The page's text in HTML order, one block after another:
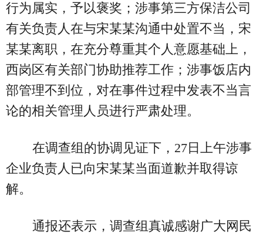
行为属实，予以褒奖；涉事第三方保洁公司
有关负责人在与宋某某沟通中处置不当，宋
某某离职，在充分尊重其个人意愿基础上，
西岗区有关部门协助推荐工作；涉事饭店内
部管理不到位，对在事件过程中发表不当言
论的相关管理人员进行严肃处理。
在调查组的协调见证下，27日上午涉事
企业负责人已向宋某某当面道歉并取得谅
解。
通报还表示，调查组真诚感谢广大网民